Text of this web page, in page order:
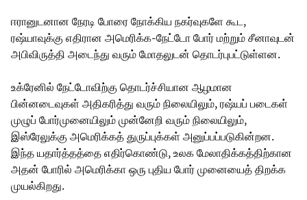
ஈரானுடனான நேரடி போரை நோக்கிய நகர்வுகளே கூட,
ரஷ்யாவுக்கு எதிரான அமெரிக்க-நேட்டோ போர் மற்றும் சீனாவுடன்
அபிவிருத்தி அடைந்து வரும் மோதலுடன் தொடர்புபட்டுள்ளன.
உக்ரேனில் நேட்டோவிற்கு தொடர்ச்சியான ஆழமான
பின்னடைவுகள் அதிகரித்து வரும் நிலையிலும், ரஷ்யப் படைகள்
முழுப் போர்முனையிலும் முன்னேறி வரும் நிலையிலும்,
இஸ்ரேலுக்கு அமெரிக்கத் துருப்புக்கள் அனுப்பப்படுகின்றன.
இந்த யதார்த்தத்தை எதிர்கொண்டு, உலக மேலாதிக்கத்திற்கான
அதன் போரில் அமெரிக்கா ஒரு புதிய போர் முனையைத் திறக்க
முயல்கிறது.